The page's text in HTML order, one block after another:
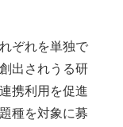
ぞれを単独で
出されうる研
携利用を促進
種を対象に募